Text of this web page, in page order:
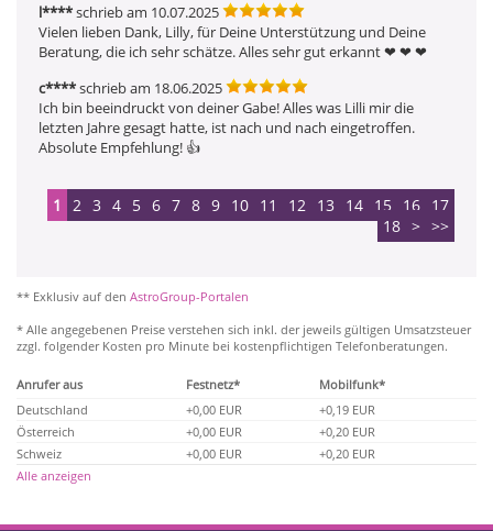
l****schrieb am 10.07.2025
Vielen lieben Dank, Lilly, für Deine Unterstützung und Deine
Beratung, die ich sehr schätze. Alles sehr gut erkannt ❤ ️❤ ️❤ ️
c****schrieb am 18.06.2025
Ich bin beeindruckt von deiner Gabe! Alles was Lilli mir die
letzten Jahre gesagt hatte, ist nach und nach eingetroffen.
Absolute Empfehlung! 👍
1 2 3 4 5 6 7 8 9 10 11 12 13 14 15 16 17
18 > >>
** Exklusiv auf den AstroGroup-Portalen
* Alle angegebenen Preise verstehen sich inkl. der jeweils gültigen Umsatzsteuer
zzgl. folgender Kosten pro Minute bei kostenpflichtigen Telefonberatungen.
Anrufer aus Festnetz*
Mobilfunk*
Deutschland
+0,00 EUR
+0,19 EUR
Österreich
+0,00 EUR
+0,20 EUR
Schweiz
+0,00 EUR
+0,20 EUR
Alle anzeigen